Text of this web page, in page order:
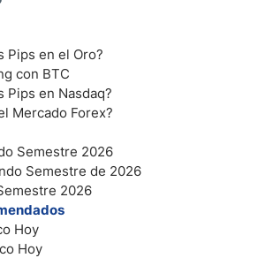
Pips en el Oro?
con BTC
Pips en Nasdaq?
Mercado Forex?
Semestre 2026
Semestre de 2026
2026
Hoy
Hoy